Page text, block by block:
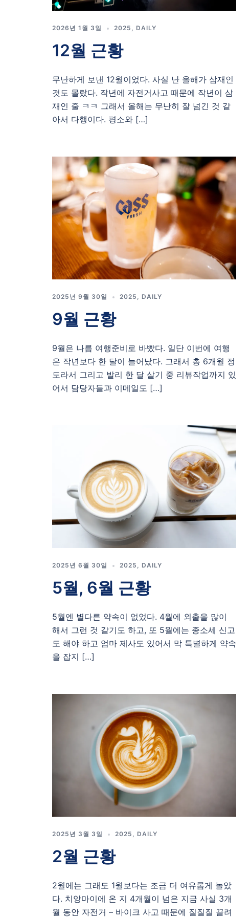
2026년 1월 3일 2025 , DAILY
12월 근황
무난하게 보낸 12월이었다. 사실 난 올해가 삼재인
것도 몰랐다. 작년에 자전거사고 때문에 작년이 삼
재인 줄 ㅋㅋ 그래서 올해는 무난히 잘 넘긴 것 같
아서 다행이다. 평소와 […]
2025년 9월 30일 2025 , DAILY
9월 근황
9월은 나름 여행준비로 바빴다. 일단 이번에 여행
은 작년보다 한 달이 늘어났다. 그래서 총 6개월 정
도라서 그리고 발리 한 달 살기 중 리뷰작업까지 있
어서 담당자들과 이메일도 […]
2025년 6월 30일 2025 , DAILY
5월, 6월 근황
5월엔 별다른 약속이 없었다. 4월에 외출을 많이
해서 그런 것 같기도 하고, 또 5월에는 종소세 신고
도 해야 하고 엄마 제사도 있어서 막 특별하게 약속
을 잡지 […]
2025년 3월 3일 2025 , DAILY
2월 근황
2월에는 그래도 1월보다는 조금 더 여유롭게 놀았
다. 치앙마이에 온 지 4개월이 넘은 지금 사실 3개
월 동안 자전거 – 바이크 사고 때문에 질질질 끌려